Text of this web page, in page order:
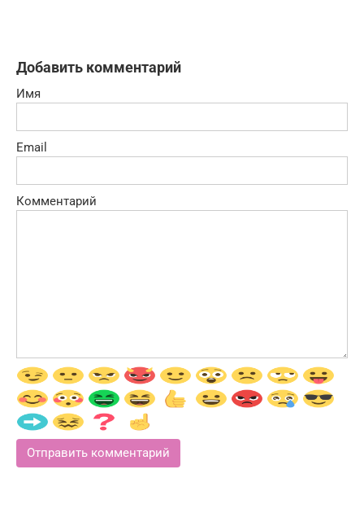
Добавить комментарий
Имя
Email
Комментарий